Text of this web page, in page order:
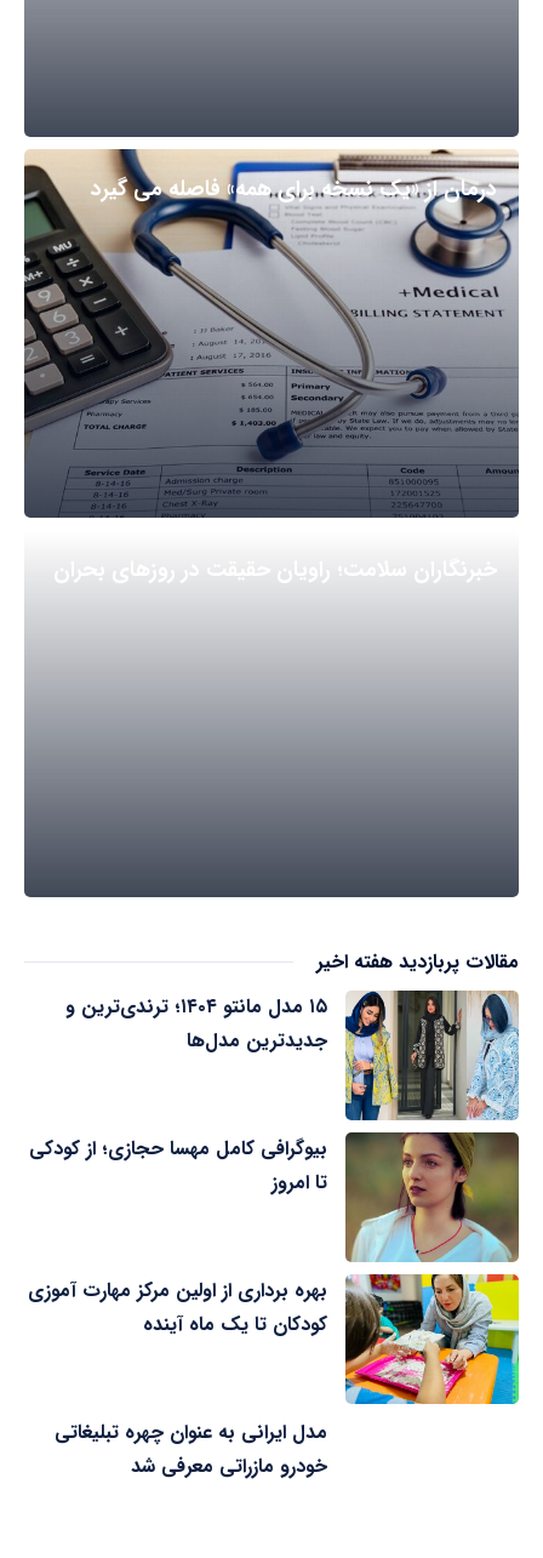
درمان از «یک نسخه برای همه» فاصله می گیرد
خبرنگاران سلامت؛ راویان حقیقت در روزهای بحران
مقالات پربازدید هفته اخیر
۱۵ مدل مانتو ۱۴۰۴؛ ترندی‌ترین و
جدیدترین مدل‌ها
بیوگرافی کامل مهسا حجازی؛ از کودکی
تا امروز
بهره برداری از اولین مرکز مهارت آموزی
کودکان تا یک ماه آینده
مدل ایرانی به عنوان چهره تبلیغاتی
خودرو مازراتی معرفی شد